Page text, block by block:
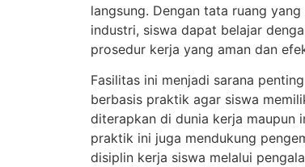
langsung. Dengan tata ruang
industri, siswa dapat belajar
prosedur kerja yang aman dan
Fasilitas ini menjadi sarana
berbasis praktik agar siswa
diterapkan di dunia kerja maupun
praktik ini juga mendukung
disiplin kerja siswa melalui